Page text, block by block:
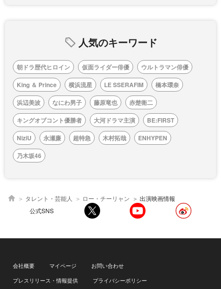
人気のキーワード
朝ドラ歴代ヒロイン 仮面ライダー俳優
ウルトラマン俳優
King ＆ Prince
横浜流星 LE SSERAFIM
橋本環奈
浜辺美波
なにわ男子 藤原竜也
赤楚衛二
キングオブコント優勝者
大河ドラマ主演
BE:FIRST
NiziU
永瀬廉 超特急 木村拓哉
ENHYPEN
乃木坂46
タレント・芸能人 ロー・チーリャン
出演映画情報
公式SNS
会社概要 マイページ
お問い合わせ
プレスリリース・情報提供
プライバシーポリシー